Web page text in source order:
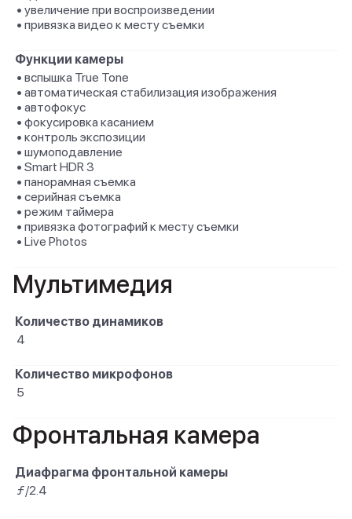
• увеличение при воспроизведении
• привязка видео к месту съемки
Функции камеры
• вспышка True Tone
• автоматическая стабилизация изображения
• автофокус
• фокусировка касанием
• контроль экспозиции
• шумоподавление
• Smart HDR 3
• панорамная съемка
• серийная съемка
• режим таймера
• привязка фотографий к месту съемки
• Live Photos
Мультимедия
Количество динамиков
4
Количество микрофонов
5
Фронтальная камера
Диафрагма фронтальной камеры
ƒ/2.4